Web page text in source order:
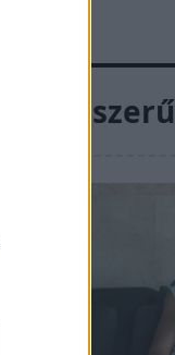
Népszerű